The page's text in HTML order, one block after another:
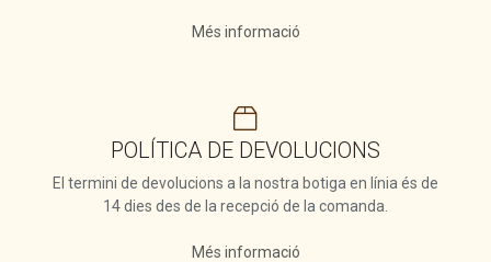
Més informació
POLÍTICA DE DEVOLUCIONS
El termini de devolucions a la nostra botiga en línia és de
14 dies des de la recepció de la comanda.
Més informació